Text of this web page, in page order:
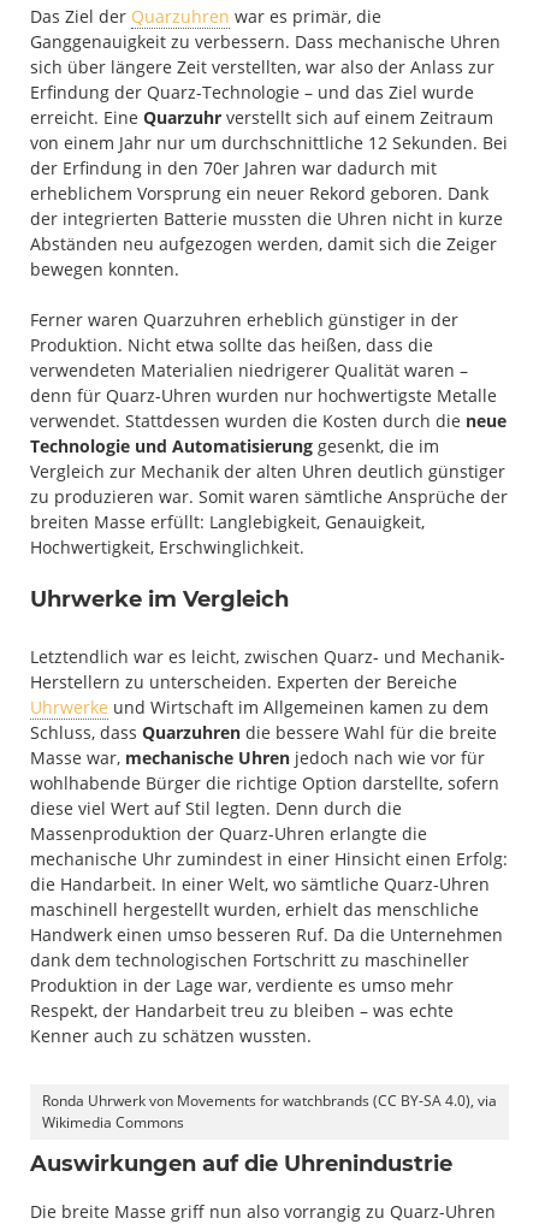
Das Ziel der Quarzuhren war es primär, die
Ganggenauigkeit zu verbessern. Dass mechanische Uhren
sich über längere Zeit verstellten, war also der Anlass zur
Erfindung der Quarz-Technologie – und das Ziel wurde
erreicht. Eine Quarzuhr verstellt sich auf einem Zeitraum
von einem Jahr nur um durchschnittliche 12 Sekunden. Bei
der Erfindung in den 70er Jahren war dadurch mit
erheblichem Vorsprung ein neuer Rekord geboren. Dank
der integrierten Batterie mussten die Uhren nicht in kurze
Abständen neu aufgezogen werden, damit sich die Zeiger
bewegen konnten.
Ferner waren Quarzuhren erheblich günstiger in der
Produktion. Nicht etwa sollte das heißen, dass die
verwendeten Materialien niedrigerer Qualität waren –
denn für Quarz-Uhren wurden nur hochwertigste Metalle
verwendet. Stattdessen wurden die Kosten durch die neue
Technologie und Automatisierung gesenkt, die im
Vergleich zur Mechanik der alten Uhren deutlich günstiger
zu produzieren war. Somit waren sämtliche Ansprüche der
breiten Masse erfüllt: Langlebigkeit, Genauigkeit,
Hochwertigkeit, Erschwinglichkeit.
Uhrwerke im Vergleich
Letztendlich war es leicht, zwischen Quarz- und Mechanik-
Herstellern zu unterscheiden. Experten der Bereiche
Uhrwerke und Wirtschaft im Allgemeinen kamen zu dem
Schluss, dass Quarzuhren die bessere Wahl für die breite
Masse war, mechanische Uhren jedoch nach wie vor für
wohlhabende Bürger die richtige Option darstellte, sofern
diese viel Wert auf Stil legten. Denn durch die
Massenproduktion der Quarz-Uhren erlangte die
mechanische Uhr zumindest in einer Hinsicht einen Erfolg:
die Handarbeit. In einer Welt, wo sämtliche Quarz-Uhren
maschinell hergestellt wurden, erhielt das menschliche
Handwerk einen umso besseren Ruf. Da die Unternehmen
dank dem technologischen Fortschritt zu maschineller
Produktion in der Lage war, verdiente es umso mehr
Respekt, der Handarbeit treu zu bleiben – was echte
Kenner auch zu schätzen wussten.
Ronda Uhrwerk von Movements for watchbrands (CC BY-SA 4.0), via
Wikimedia Commons
Auswirkungen auf die Uhrenindustrie
Die breite Masse griff nun also vorrangig zu Quarz-Uhren